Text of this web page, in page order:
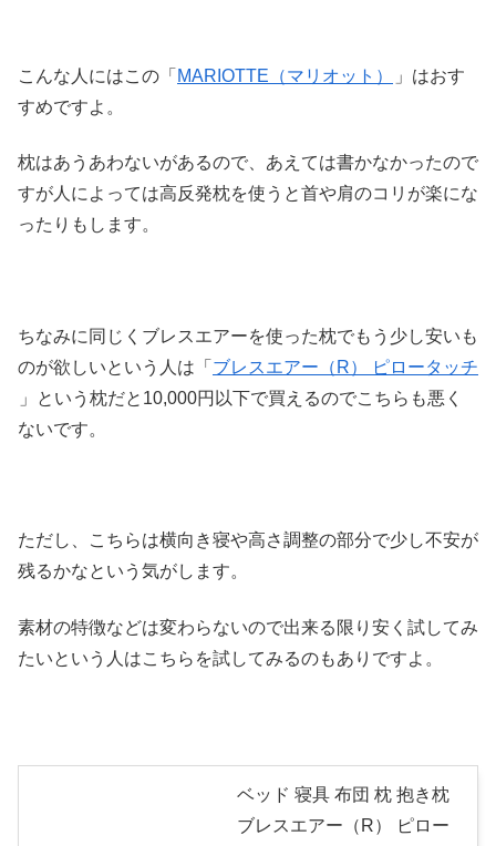
こんな人にはこの「 MARIOTTE（マリオット）
」はおす
すめですよ。
枕はあうあわないがあるので、あえては書かなかったので
すが人によっては高反発枕を使うと首や肩のコリが楽にな
ったりもします。
ちなみに同じくブレスエアーを使った枕でもう少し安いも
のが欲しいという人は「 ブレスエアー（R） ピロータッチ
」という枕だと10,000円以下で買えるのでこちらも悪く
ないです。
ただし、こちらは横向き寝や高さ調整の部分で少し不安が
残るかなという気がします。
素材の特徴などは変わらないので出来る限り安く試してみ
たいという人はこちらを試してみるのもありですよ。
ベッド 寝具 布団 枕 抱き枕
ブレスエアー（R） ピロー